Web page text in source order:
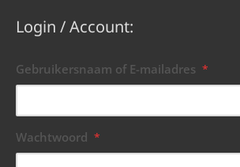
Login / Account:
Gebruikersnaam of E-mailadres *
Wachtwoord *